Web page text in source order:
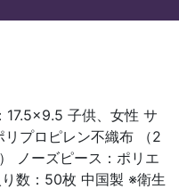
子供、女性 サ
プロピレン不織布 （2
ノーズピース：ポリエ
数：50枚 中国製 ※衛生